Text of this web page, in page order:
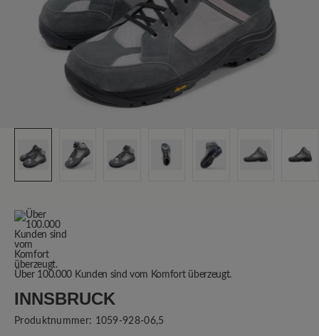
Über 100.000 Kunden sind vom Komfort überzeugt.
INNSBRUCK
Produktnummer: 1059-928-06,5